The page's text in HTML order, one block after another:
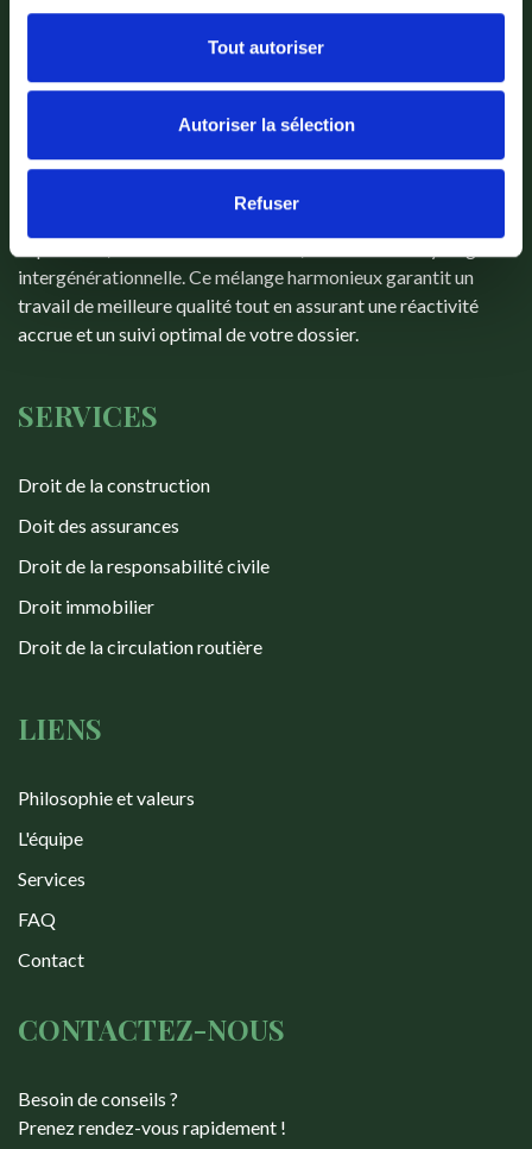
Tout autoriser
Autoriser la sélection
Refuser
La nouvelle association d'avocats « NEYENS-VERDURE-
LOUETTE » a été fondée le 28 juin 2024, succédant au
cabinet d'avocats NEYENS créé en 1999. Elle a vu le jour afin
nombreuses exigences professionnelles. Parce que l'union
fait la force, Maîtres Pierre NEYENS, Corentin VERDURE et
Simon LOUETTE ont décidé d'associer leurs champs de
intergénérationnelle. Ce mélange harmonieux garantit un
travail de meilleure qualité tout en assurant une réactivité
accrue et un suivi optimal de votre dossier.
SERVICES
Droit de la construction
Doit des assurances
Droit de la responsabilité civile
Droit immobilier
Droit de la circulation routière
LIENS
Philosophie et valeurs
L'équipe
Services
FAQ
Contact
CONTACTEZ-NOUS
Besoin de conseils ?
Prenez rendez-vous rapidement !